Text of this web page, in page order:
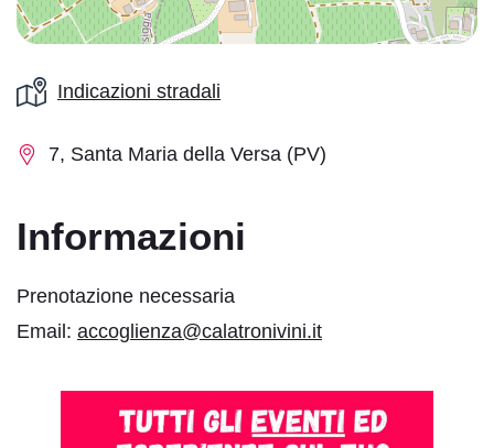
Indicazioni stradali
7, Santa Maria della Versa (PV)
Informazioni
Prenotazione necessaria
Email: accoglienza@calatronivini.it